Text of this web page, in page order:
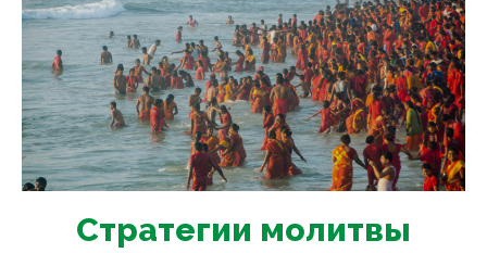
Стратегии молитвы